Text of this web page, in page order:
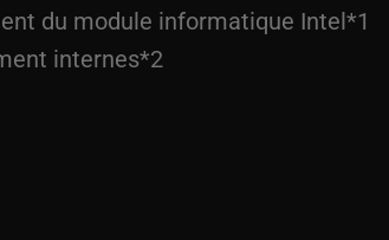
du module informatique Intel*1
internes*2